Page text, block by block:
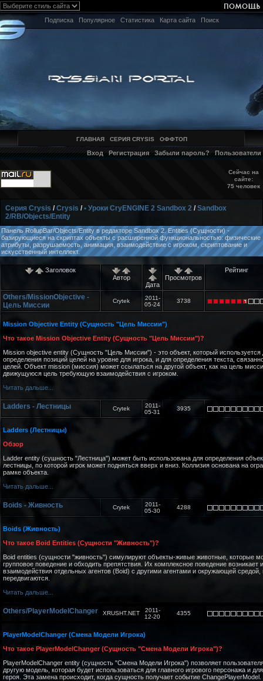
Подписка Популярное Статистика Карта сайта Поиск
ГЛАВНАЯ СЕРИЯ CRYSIS ОФФТОП
Вход Регистрация Забыли пароль? Пользователи
Сейчас на
сайте:
75 человек
Серия Crysis /Crysis /• Уроки CryENGINE 2 Sandbox 2 /Sandbox
2/RB/Objects/Entity
Панель RollupBar/Objects/Entity в редакторе Sandbox 2. Entities (Сущности) -
базирующиеся на скриптах объекты с расширенной функциональностью: физические
атрибуты, разрушаемость, анимация, взаимодействие с игроком, скриптование и
искусственный интеллект.
Заголовок
Автор
Дата
Просмотров
Рейтинг
Others/MissionObjective -
Цель Миссии
Crytek
2011-
05-24
3738
Mission Objective Entity (Сущность "Цель Миссии")
Что такое Mission Objective Entity (Сущность "Цель Миссии")?
Mission objective entity (Сущность "Цель Миссии") - это объект, который используется
определения позиций целей на уровне для игрока, и для определения текста,
целей. Объект mission (миссия) может ссылаться на другой объект, как на цель
движущуюся цель требующую взаимодействия с игроком.
Читать дальше...
Ladders - Лестницы Crytek
2011-
05-31
3935
Ladders (Лестницы)
Обзор
Ladder entity (сушность "Лестница") может быть использована для определения
лестницы, по которой игрок может подняться вверх и вниз. Коллизия основана на
рамке объекта.
Читать дальше...
Boids - Живность Crytek
2011-
05-30
4288
Boids (Живность)
Что такое Boid Entities (Сущности "Живность")?
Boid entities (сущности "живность") симулируют объекты-живые животные, которые
групповое поведение и обходить препятствия. Их комплексное поведение возникает
взаимодействия отдельных агентов (Boid) с другими агентами и окружающей средой,
передвигаются.
Читать дальше...
Others/PlayerModelChanger XRUSHT.NET
2011-
12-20
4355
PlayerModelChanger (Смена Модели Игрока)
Что такое PlayerModelChanger (Сущность "Смена Модели Игрока")?
PlayerModelChanger entity (сущность "Смена Модели Игрока") позволяет
другую модель, которая будет использоваться для главного игрового персонажа и
героя. Эта замена происходит, когда сущность получает событие ChangePlayerModel.